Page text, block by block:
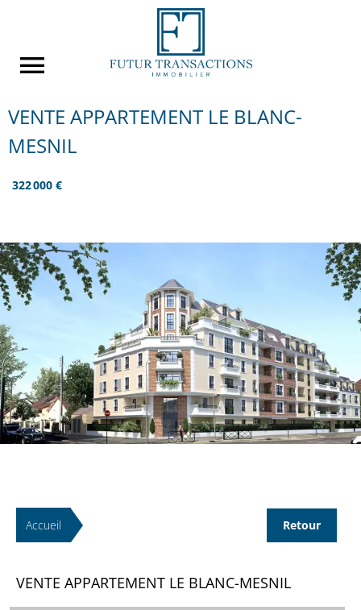
VENTE APPARTEMENT LE BLANC-
MESNIL
322 000 €
Accueil Retour
VENTE APPARTEMENT LE BLANC-MESNIL